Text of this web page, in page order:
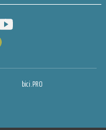
bici.PRO